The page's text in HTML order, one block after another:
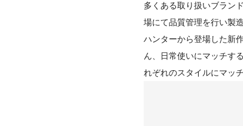
多くある取り扱いブラン
場にて品質管理を行い製
ハンターから登場した新
ん、日常使いにマッチす
れぞれのスタイルにマッ